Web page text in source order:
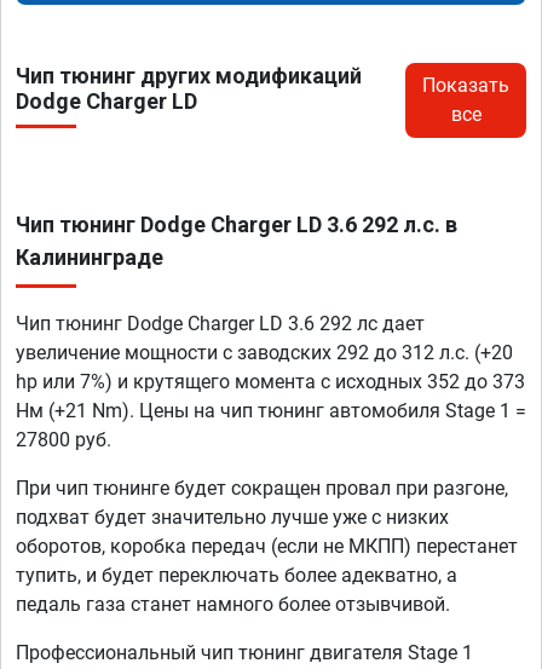
Чип тюнинг других модификаций
Dodge Charger LD
Показать
все
Чип тюнинг Dodge Charger LD 3.6 292 л.с. в
Калининграде
Чип тюнинг Dodge Charger LD 3.6 292 лс дает
увеличение мощности с заводских 292 до 312 л.с. (+20
hp или 7%) и крутящего момента с исходных 352 до 373
Нм (+21 Nm). Цены на чип тюнинг автомобиля Stage 1 =
27800 руб.
При чип тюнинге будет сокращен провал при разгоне,
подхват будет значительно лучше уже с низких
оборотов, коробка передач (если не МКПП) перестанет
тупить, и будет переключать более адекватно, а
педаль газа станет намного более отзывчивой.
Профессиональный чип тюнинг двигателя Stage 1